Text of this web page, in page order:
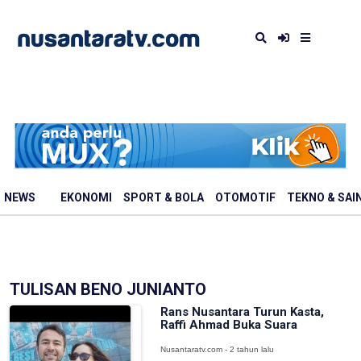
NEWS EKONOMI SPORT & BOLA OTOMOTIF TEKNO &
TULISAN BENO JUNIANTO
Rans Nusantara Turun Kasta,
Raffi Ahmad Buka Suara
Nusantaratv.com - 2 tahun lalu